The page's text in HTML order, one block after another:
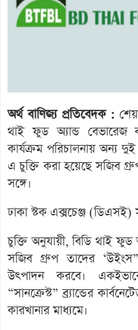
অর্থ বাণিজ্য প্রতিবেদক :
থাই ফুড অ্যান্ড বেভারেজ
কার্যক্রম পরিচালনায় অন্য দুই
এ চুক্তি করা হয়েছে সজিব
সঙ্গে।
ঢাকা স্টক এক্সচেঞ্জ (ডিএসই)
চুক্তি অনুযায়ী, বিডি থাই ফুড
সজিব গ্রুপ তাদের ‘উইংস”
উৎপাদন করবে।
“সানক্রেস্ট” ব্র্যান্ডের
কারখানার মাধ্যমে।